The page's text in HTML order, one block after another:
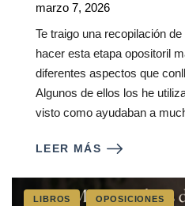
marzo 7, 2026
Te traigo una recopilación
hacer esta etapa opositoril
diferentes aspectos que
Algunos de ellos los he
visto como ayudaban a
LEER MÁS
LIBROS OPOSICIONES